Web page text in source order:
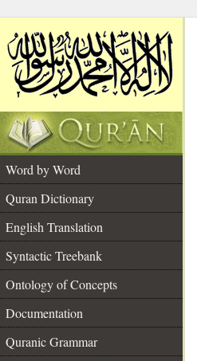
Word by Word
Quran Dictionary
English Translation
Syntactic Treebank
Ontology of Concepts
Documentation
Quranic Grammar